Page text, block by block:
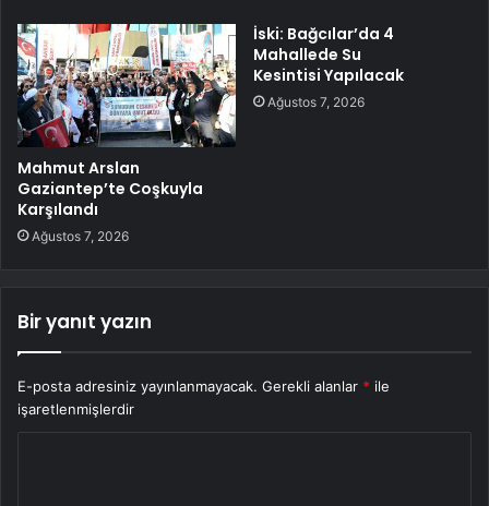
Mahmut Arslan
Gaziantep’te Coşkuyla
Karşılandı
Ağustos 7, 2026
İski: Bağcılar’da 4
Mahallede Su
Kesintisi Yapılacak
Ağustos 7, 2026
Bir yanıt yazın
E-posta adresiniz yayınlanmayacak. Gerekli alanlar * ile
işaretlenmişlerdir